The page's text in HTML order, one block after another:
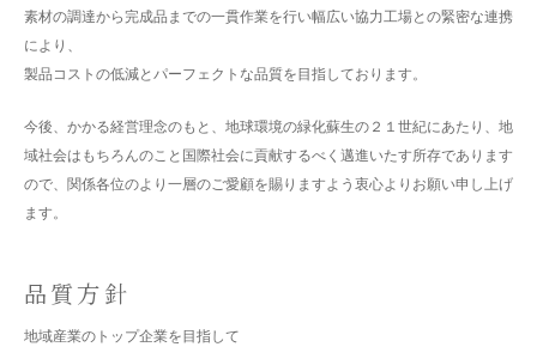
素材の調達から完成品までの一貫作業を行い幅広い協力工場との緊密な連携
により、
製品コストの低減とパーフェクトな品質を目指しております。
今後、かかる経営理念のもと、地球環境の緑化蘇生の２１世紀にあたり、地
域社会はもちろんのこと国際社会に貢献するべく邁進いたす所存であります
ので、関係各位のより一層のご愛顧を賜りますよう衷心よりお願い申し上げ
ます。
品質方針
地域産業のトップ企業を目指して